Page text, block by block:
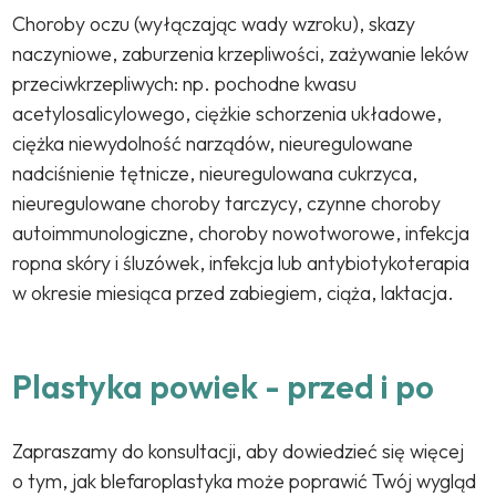
Choroby oczu (wyłączając wady wzroku), skazy
naczyniowe, zaburzenia krzepliwości, zażywanie leków
przeciwkrzepliwych: np. pochodne kwasu
acetylosalicylowego, ciężkie schorzenia układowe,
ciężka niewydolność narządów, nieuregulowane
nadciśnienie tętnicze, nieuregulowana cukrzyca,
nieuregulowane choroby tarczycy, czynne choroby
autoimmunologiczne, choroby nowotworowe, infekcja
ropna skóry i śluzówek, infekcja lub antybiotykoterapia
w okresie miesiąca przed zabiegiem, ciąża, laktacja.
Plastyka powiek - przed i po
Zapraszamy do konsultacji, aby dowiedzieć się więcej
o tym, jak blefaroplastyka może poprawić Twój wygląd